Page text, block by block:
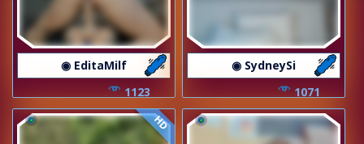
◉ EditaMilf
1123
◉ SydneySi
1071
HD